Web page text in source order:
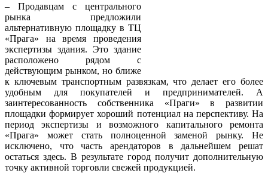
– Продавцам с центрального
рынка предложили
альтернативную площадку в ТЦ
«Прага» на время проведения
экспертизы здания. Это здание
расположено рядом с
действующим рынком, но ближе
к ключевым транспортным развязкам, что делает его более
удобным для покупателей и предпринимателей. А
заинтересованность собственника «Праги» в развитии
площадки формирует хороший потенциал на перспективу. На
период экспертизы и возможного капитального ремонта
«Прага» может стать полноценной заменой рынку. Не
исключено, что часть арендаторов в дальнейшем решат
остаться здесь. В результате город получит дополнительную
точку активной торговли свежей продукцией.